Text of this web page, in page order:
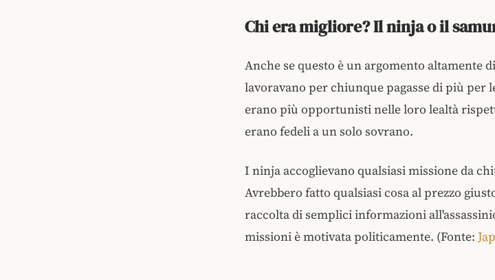
Chi era migliore? Il ninja o il
Anche se questo è un argomento altamente
lavoravano per chiunque pagasse di più per
erano più opportunisti nelle loro lealtà
erano fedeli a un solo sovrano.
I ninja accoglievano qualsiasi missione da
Avrebbero fatto qualsiasi cosa al prezzo
raccolta di semplici informazioni
missioni è motivata politicamente. (Fonte: